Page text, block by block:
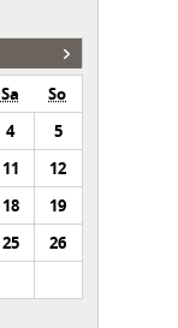
Sa
So
4
5
11
12
18
19
25
26